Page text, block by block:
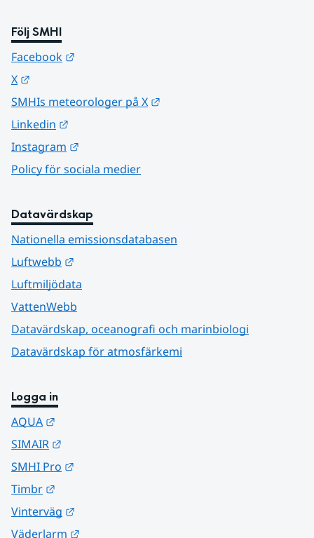
Följ SMHI
Facebook
X
SMHIs meteorologer på X
Linkedin
Instagram
Policy för sociala medier
Datavärdskap
Nationella emissionsdatabasen
Luftwebb
Luftmiljödata
VattenWebb
Datavärdskap, oceanografi och marinbiologi
Datavärdskap för atmosfärkemi
Logga in
AQUA
SIMAIR
SMHI Pro
Timbr
Vinterväg
Väderlarm